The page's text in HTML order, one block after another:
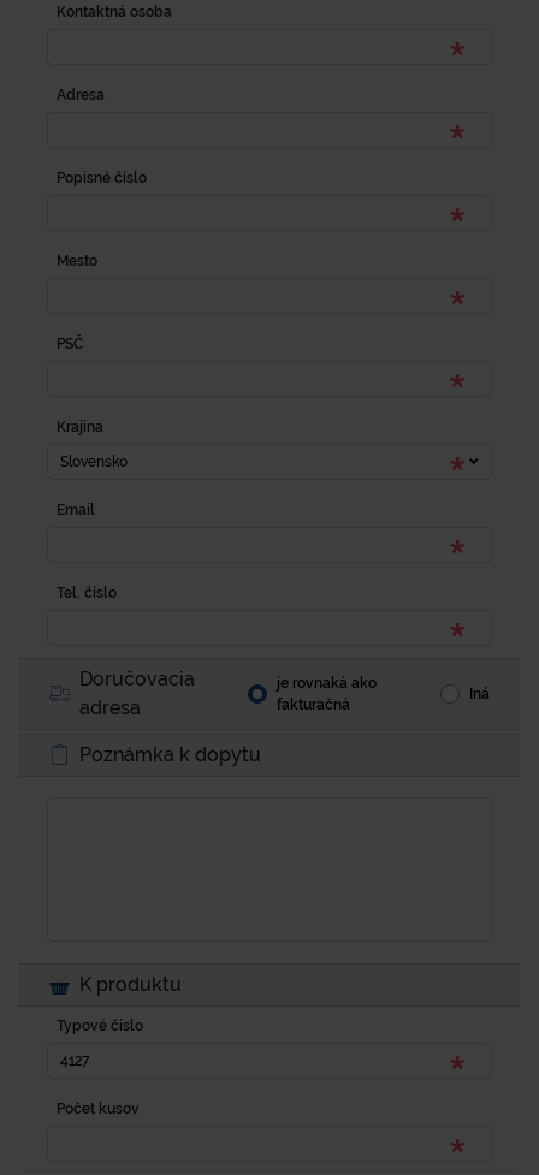
Kontaktná osoba
Adresa
Popisné číslo
Mesto
PSČ
Krajina
Slovensko
Email
Tel. číslo
Doručovacia
adresa
je rovnaká ako
fakturačná
Iná
Poznámka k dopytu
K produktu
Typové číslo
Počet kusov